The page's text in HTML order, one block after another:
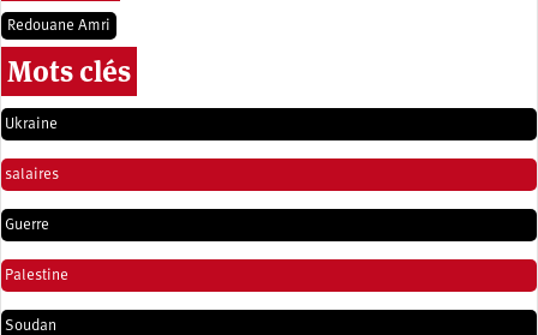
Redouane Amri
Mots clés
Ukraine
salaires
Guerre
Palestine
Soudan